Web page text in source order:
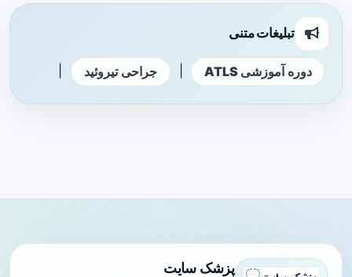
تبلیغات متنی
دوره آموزشی ATLS جراحی تیروئید
پزشک سایت